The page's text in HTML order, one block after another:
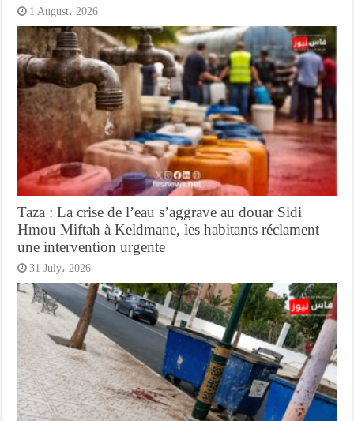
1 August، 2026
Taza : La crise de l’eau s’aggrave au douar Sidi
Hmou Miftah à Keldmane, les habitants réclament
une intervention urgente
31 July، 2026